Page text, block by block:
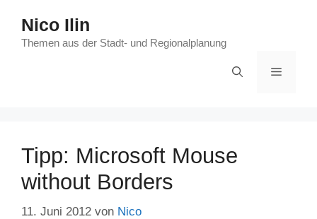
Inhalt
springen
Nico Ilin
Themen aus der Stadt- und Regionalplanung
Menü
Tipp: Microsoft Mouse
without Borders
11. Juni 2012 von Nico